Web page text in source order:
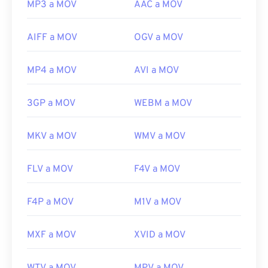
MP3 a MOV AAC a MOV
AIFF a MOV OGV a MOV
MP4 a MOV AVI a MOV
3GP a MOV WEBM a MOV
MKV a MOV WMV a MOV
FLV a MOV F4V a MOV
F4P a MOV M1V a MOV
MXF a MOV XVID a MOV